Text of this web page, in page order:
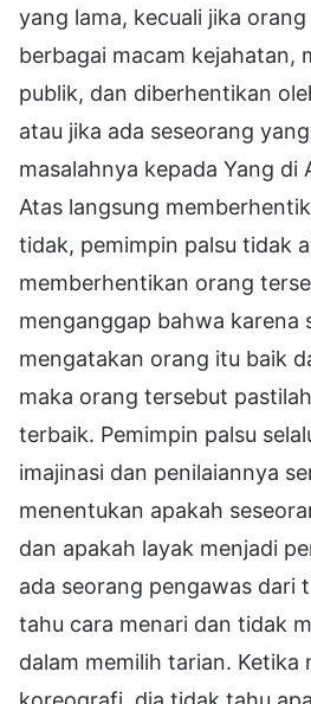
yang lama, kecuali jika
berbagai macam kejahatan,
publik, dan diberhentikan
atau jika ada seseorang
masalahnya kepada Yang di
Atas langsung
tidak, pemimpin palsu tidak
memberhentikan orang
menganggap bahwa karena
mengatakan orang itu baik
maka orang tersebut
terbaik. Pemimpin palsu
imajinasi dan penilaiannya
menentukan apakah
dan apakah layak menjadi
ada seorang pengawas dari
tahu cara menari dan tidak
dalam memilih tarian. Ketika